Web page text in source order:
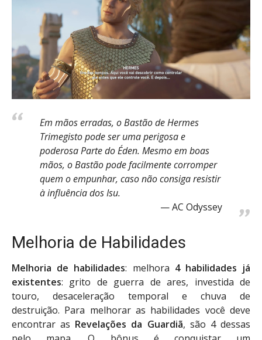
Em mãos erradas, o Bastão de Hermes
Trimegisto pode ser uma perigosa e
poderosa Parte do Éden. Mesmo em boas
mãos, o Bastão pode facilmente corromper
quem o empunhar, caso não consiga resistir
à influência dos Isu.
AC Odyssey
Melhoria de Habilidades
Melhoria de habilidades: melhora 4 habilidades já
existentes: grito de guerra de ares, investida de
touro, desaceleração temporal e chuva de
destruição. Para melhorar as habilidades você deve
encontrar as Revelações da Guardiã, são 4 dessas